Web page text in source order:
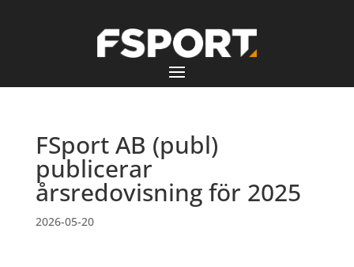
FSport AB (publ)
publicerar
årsredovisning för 2025
2026-05-20